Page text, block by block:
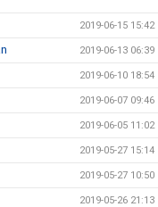
2019-06-15 15:42
2019-06-13 06:39
2019-06-10 18:54
2019-06-07 09:46
2019-06-05 11:02
2019-05-27 15:14
2019-05-27 10:50
2019-05-26 21:13